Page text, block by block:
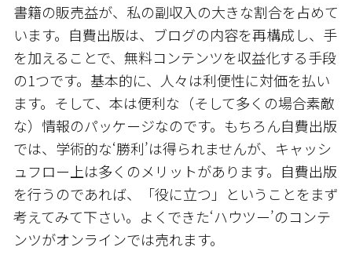
書籍の販売益が、私の副収入の大きな割合を占めて
います。自費出版は、ブログの内容を再構成し、手
を加えることで、無料コンテンツを収益化する手段
の1つです。基本的に、人々は利便性に対価を払い
ます。そして、本は便利な（そして多くの場合素敵
な）情報のパッケージなのです。もちろん自費出版
では、学術的な‘勝利’は得られませんが、キャッシ
ュフロー上は多くのメリットがあります。自費出版
を行うのであれば、「役に立つ」ということをまず
考えてみて下さい。よくできた‘ハウツー’のコンテ
ンツがオンラインでは売れます。